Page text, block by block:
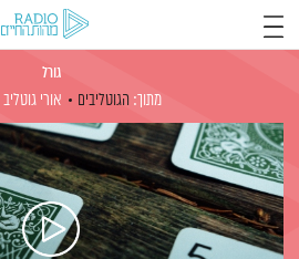
גורל
מתוך: הגוטליבים אורי גוטליב